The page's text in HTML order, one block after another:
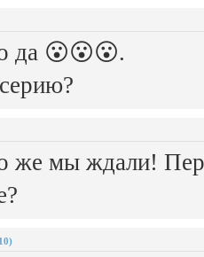
да 😮😮😮.
же мы ждали!